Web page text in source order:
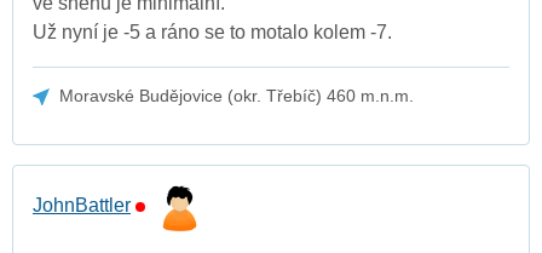
Už nyní je -5 a ráno se to motalo kolem -7.
Moravské Budějovice (okr. Třebíč) 460 m.n.m.
JohnBattler